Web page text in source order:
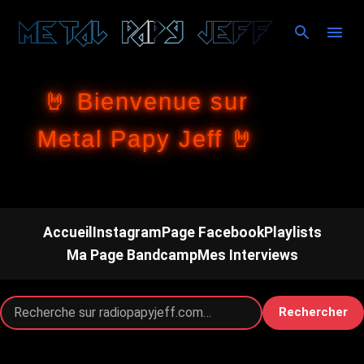
Accéder au contenu principal
🤘 Bienvenue sur
Metal Papy Jeff 🤘
Accueil InstagramPage FacebookPlaylists
Ma Page BandcampMes Interviews
Rechercher